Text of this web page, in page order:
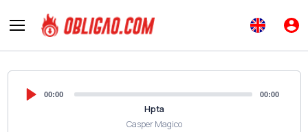
00:00 00:00
Hpta
Casper Magico